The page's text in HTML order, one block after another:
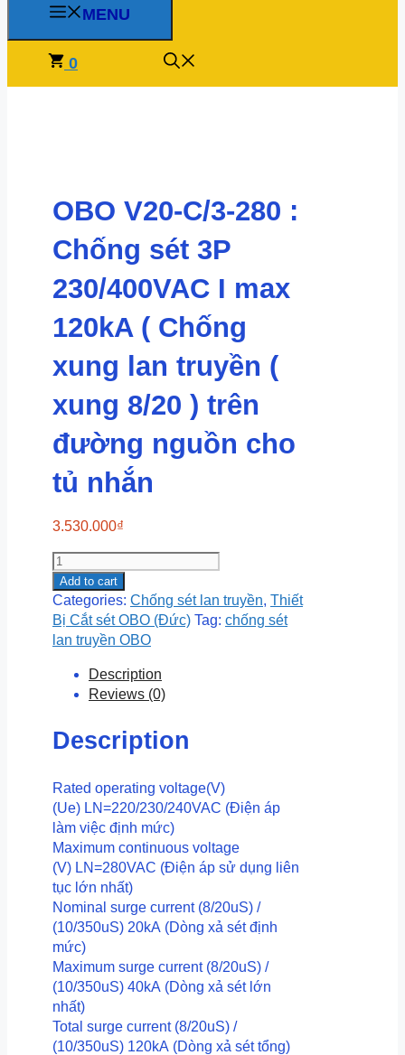
MENU
0
OBO V20-C/3-280 :
Chống sét 3P
230/400VAC I max
120kA ( Chống
xung lan truyền (
xung 8/20 ) trên
đường nguồn cho
tủ nhắn
3.530.000₫
OBO
V20-
C/3-
280
:
(
Chống
xung
lan
truyền
(
xung
8/20
)
trên
đường
nguồn
cho
Add to cart
Categories: Chống sét lan truyền, Thiết
Bị Cắt sét OBO (Đức) Tag: chống sét
lan truyền OBO
Description
Reviews (0)
Description
Rated operating voltage(V)
(Ue) LN=220/230/240VAC (Điện áp
làm việc định mức)
Maximum continuous voltage
(V) LN=280VAC (Điện áp sử dụng liên
tục lớn nhất)
Nominal surge current (8/20uS) /
(10/350uS) 20kA (Dòng xả sét định
mức)
Maximum surge current (8/20uS) /
(10/350uS) 40kA (Dòng xả sét lớn
nhất)
Total surge current (8/20uS) /
(10/350uS) 120kA (Dòng xả sét tổng)